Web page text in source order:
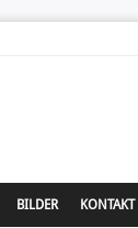
BILDER KONTAKT